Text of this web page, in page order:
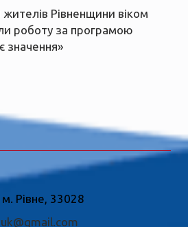
Рівненщини віком
роботу за програмою
значення»
Рівне, 33028